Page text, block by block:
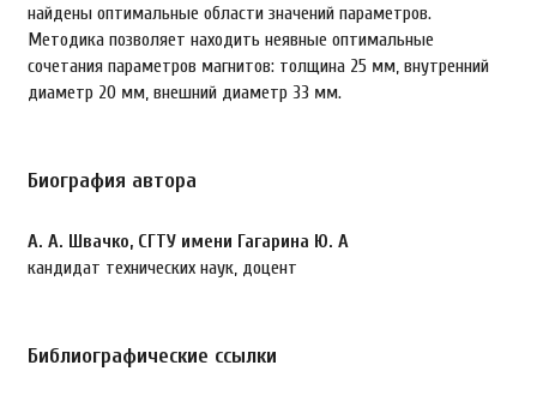
найдены оптимальные области значений параметров.
Методика позволяет находить неявные оптимальные
сочетания параметров магнитов: толщина 25 мм, внутренний
диаметр 20 мм, внешний диаметр 33 мм.
Биография автора
А. А. Швачко, СГТУ имени Гагарина Ю. А
кандидат технических наук, доцент
Библиографические ссылки